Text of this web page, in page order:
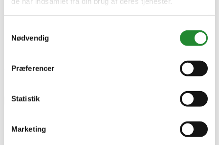
Nødvendig
Præferencer
Statistik
Marketing
Lev. varenr.
VL 31164
EAN-13
Skriv produktanmeldelse
×